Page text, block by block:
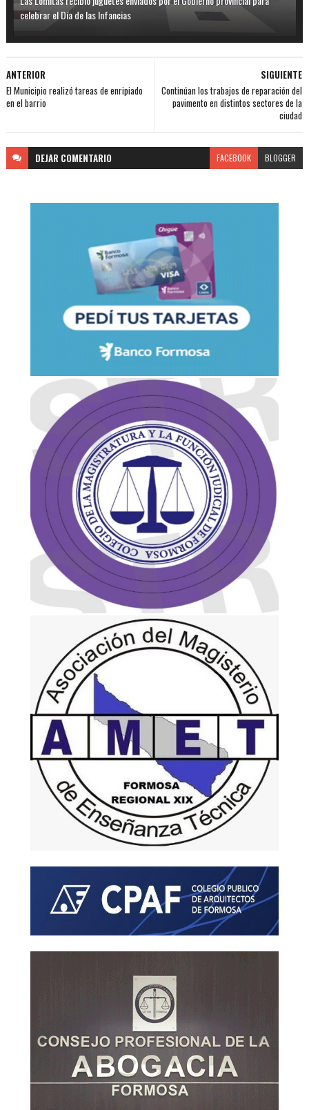
celebrar el Día de las Infancias
SIGUIENTE
Continúan los trabajos de reparación del
pavimento en distintos sectores de la
ciudad
ANTERIOR
El Municipio realizó tareas de enripiado
en el barrio
DEJAR COMENTARIO FACEBOOK BLOGGER